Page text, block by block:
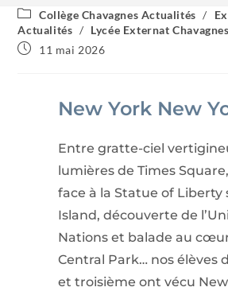
Collège Chavagnes Actualités /
Actualités / Lycée Externat
11 mai 2026
New York New
Entre gratte-ciel
lumières de Times Square
face à la Statue of Liberty
Island, découverte de l’
Nationset balade au
Central Park… nos élèves
et troisième ont vécu